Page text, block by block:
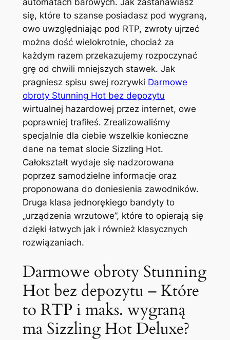
automatach barowych. Jak zastanawiasz
się, które to szanse posiadasz pod wygraną,
owo uwzględniając pod RTP, zwroty ujrzeć
można dość wielokrotnie, chociaż za
każdym razem przekazujemy rozpoczynać
grę od chwili mniejszych stawek. Jak
pragniesz spisu swej rozrywki Darmowe
obroty Stunning Hot bez depozytu
wirtualnej hazardowej przez internet, owe
poprawniej trafiłeś. Zrealizowaliśmy
specjalnie dla ciebie wszelkie konieczne
dane na temat slocie Sizzling Hot.
Całokształt wydaje się nadzorowana
poprzez samodzielne informacje oraz
proponowana do doniesienia zawodników.
Druga klasa jednorękiego bandyty to
„urządzenia wrzutowe”, które to opierają się
dzięki łatwych jak i również klasycznych
rozwiązaniach.
Darmowe obroty Stunning
Hot bez depozytu – Które
to RTP i maks. wygraną
ma Sizzling Hot Deluxe?